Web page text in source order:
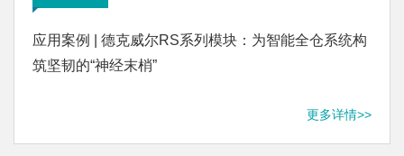
应用案例 | 德克威尔RS系列模块：为智能全仓系统构
筑坚韧的“神经末梢”
更多详情>>